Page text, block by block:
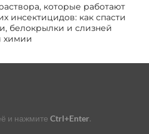
которые работают
инсектицидов: как спасти
белокрылки и слизней
химии
и нажмите Ctrl+Enter.